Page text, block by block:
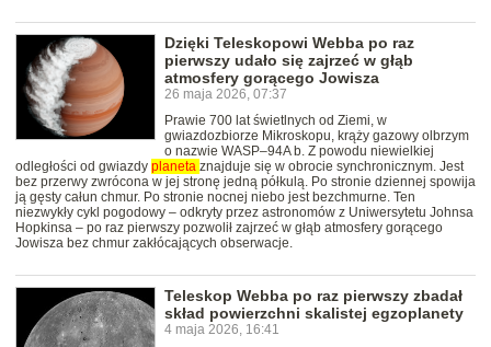
Dzięki Teleskopowi Webba po raz
pierwszy udało się zajrzeć w głąb
atmosfery gorącego Jowisza
26 maja 2026, 07:37
Prawie 700 lat świetlnych od Ziemi, w
gwiazdozbiorze Mikroskopu, krąży gazowy olbrzym
o nazwie WASP–94A b. Z powodu niewielkiej
odległości od gwiazdy planeta znajduje się w obrocie synchronicznym. Jest
bez przerwy zwrócona w jej stronę jedną półkulą. Po stronie dziennej spowija
ją gęsty całun chmur. Po stronie nocnej niebo jest bezchmurne. Ten
niezwykły cykl pogodowy – odkryty przez astronomów z Uniwersytetu Johnsa
Hopkinsa – po raz pierwszy pozwolił zajrzeć w głąb atmosfery gorącego
Jowisza bez chmur zakłócających obserwacje.
Teleskop Webba po raz pierwszy zbadał
skład powierzchni skalistej egzoplanety
4 maja 2026, 16:41